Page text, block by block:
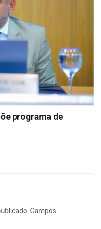
programa de
Campos